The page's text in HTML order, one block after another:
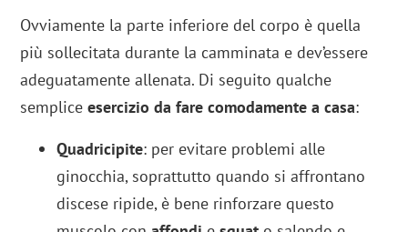
Ovviamente la parte inferiore del corpo è quella
più sollecitata durante la camminata e dev’essere
adeguatamente allenata. Di seguito qualche
sempliceesercizio da fare comodamente a casa:
Quadricipite: per evitare problemi alle
ginocchia, soprattutto quando si affrontano
discese ripide, è bene rinforzare questo